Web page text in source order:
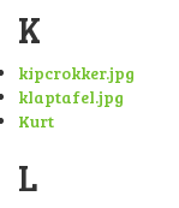
K
kipcrokker.jpg
klaptafel.jpg
Kurt
L